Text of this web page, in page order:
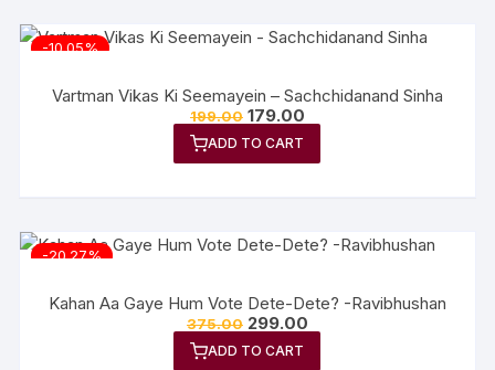
-10.05%
Vartman Vikas Ki Seemayein – Sachchidanand Sinha
199.00 179.00
ADD TO CART
-20.27%
Kahan Aa Gaye Hum Vote Dete-Dete? -Ravibhushan
375.00 299.00
ADD TO CART